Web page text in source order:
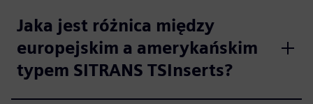
Jaka jest różnica między
europejskim a amerykańskim
typem SITRANS TSInserts?